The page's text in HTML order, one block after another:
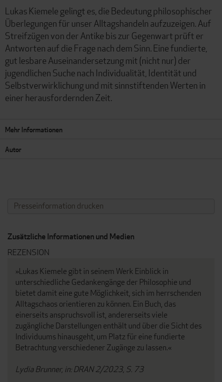
Lukas Kiemele gelingt es, die Bedeutung philosophischer
Überlegungen für unser Alltagshandeln aufzuzeigen. Auf
Streifzügen von der Antike bis zur Gegenwart prüft er
Antworten auf die Frage nach dem Sinn. Eine fundierte,
gut lesbare Auseinandersetzung mit (nicht nur) der
jugendlichen Suche nach Individualität, Identität und
Selbstverwirklichung und mit sinnstiftenden Werten in
einer herausfordernden Zeit.
Mehr Informationen
Autor
Presseinformation drucken
Zusätzliche Informationen und Medien
REZENSION
»Lukas Kiemele gibt in seinem Werk Einblick in
unterschiedliche Gedankengänge der Philosophie und
bietet damit eine gute Möglichkeit, sich im herrschenden
Alltagschaos orientieren zu können. Ein Buch, das
einerseits anspruchsvoll ist, andererseits viele
zugängliche Darstellungen enthält und über die Sicht des
Individuums hinausgeht, um Platz für eine fundierte
Betrachtung verschiedener Zugänge zu lassen.«
Lydia Brunner, in: DRAN 2/2023, S. 73